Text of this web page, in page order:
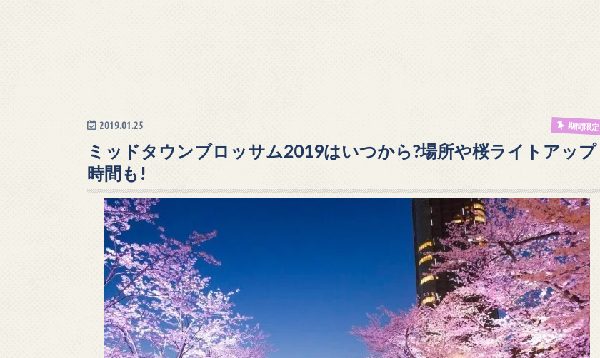
2019.01.25 期間限定
ミッドタウンブロッサム2019はいつから?場所や桜ライトアップ
時間も!